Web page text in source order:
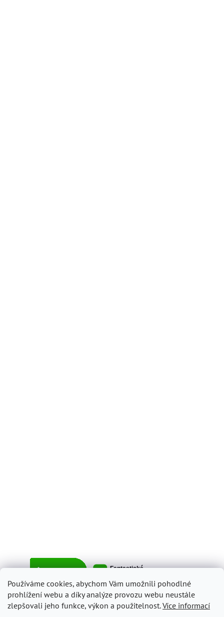
Používáme cookies, abychom Vám umožnili pohodlné
prohlížení webu a díky analýze provozu webu neustále
zlepšovali jeho funkce, výkon a použitelnost.Více informací